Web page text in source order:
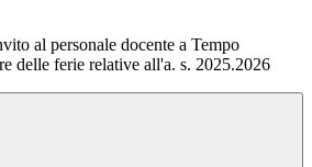
al personale docente a Tempo
delle ferie relative all'a. s. 2025.2026